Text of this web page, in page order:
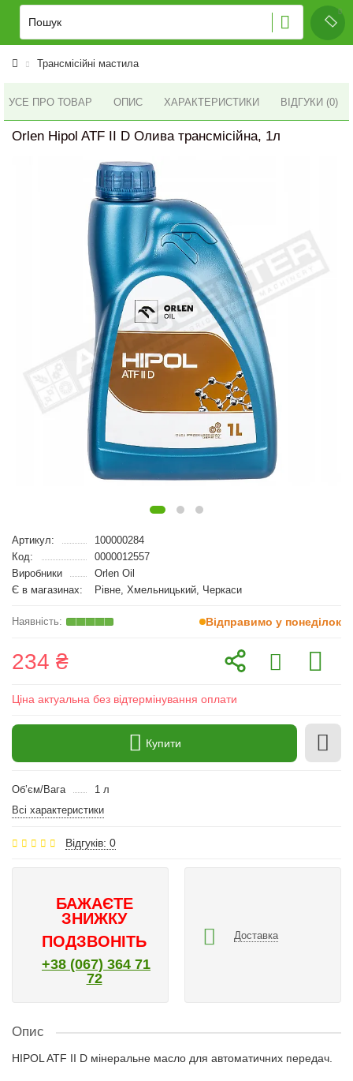
Трансмісійні мастила
УСЕ ПРО ТОВАР ОПИС ХАРАКТЕРИСТИКИ ВІДГУКИ (0)
Orlen Hipol ATF II D Олива трансмісійна, 1л
Артикул:
100000284
Код:
0000012557
Виробники
Orlen Oil
Є в магазинах:
Рівне, Хмельницький, Черкаси
Відправимо у понеділок
234 ₴
Ціна актуальна без відтермінування оплати
Купити
Об’єм/Вага
1 л
Всі характеристики
Відгуків: 0
БАЖАЄТЕ
ЗНИЖКУ
ПОДЗВОНІТЬ
+38 (067) 364 71
72
Доставка
Опис
HIPOL ATF II D мінеральне масло для автоматичних передач.